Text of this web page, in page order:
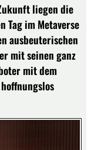
liegen die
Tag im Metaverse
ausbeuterischen
mit seinen ganz
mit dem